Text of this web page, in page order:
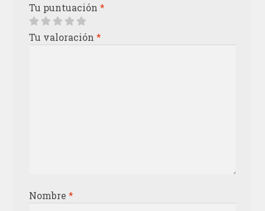
Tu puntuación *
Tu valoración *
Nombre *